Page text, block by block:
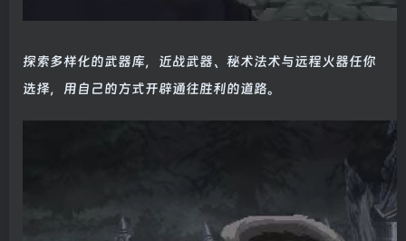
探索多样化的武器库，近战武器、秘术法术与远程火器任你
选择，用自己的方式开辟通往胜利的道路。